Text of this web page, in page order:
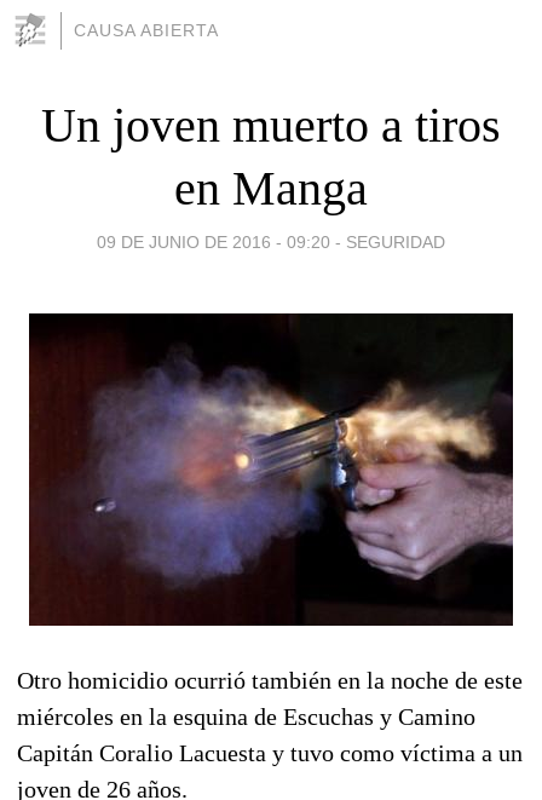
CAUSA ABIERTA
Un joven muerto a tiros
en Manga
09 DE JUNIO DE 2016 - 09:20 - SEGURIDAD
Otro homicidio ocurrió también en la noche de este
miércoles en la esquina de Escuchas y Camino
Capitán Coralio Lacuesta y tuvo como víctima a un
joven de 26 años.